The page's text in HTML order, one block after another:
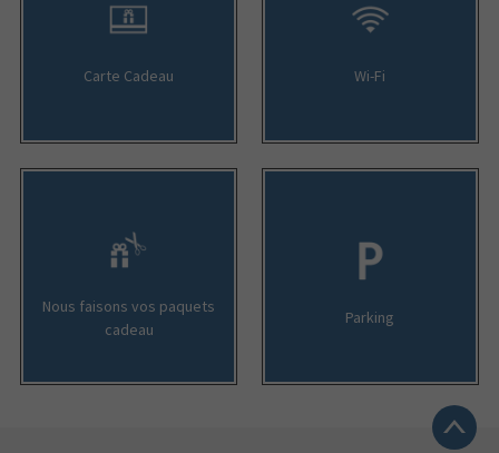
Carte Cadeau Wi-Fi
Nous faisons vos paquets
cadeau
Parking